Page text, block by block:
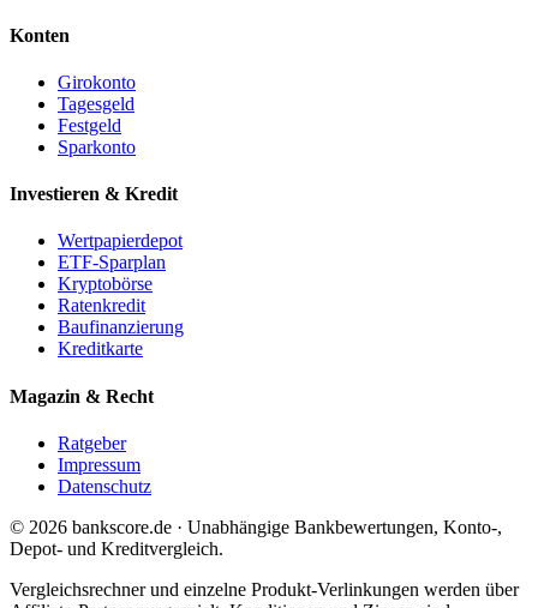
Konten
Girokonto
Tagesgeld
Festgeld
Sparkonto
Investieren & Kredit
Wertpapierdepot
ETF-Sparplan
Kryptobörse
Ratenkredit
Baufinanzierung
Kreditkarte
Magazin & Recht
Ratgeber
Impressum
Datenschutz
© 2026 bankscore.de · Unabhängige Bankbewertungen, Konto-,
Depot- und Kreditvergleich.
Vergleichsrechner und einzelne Produkt-Verlinkungen werden über